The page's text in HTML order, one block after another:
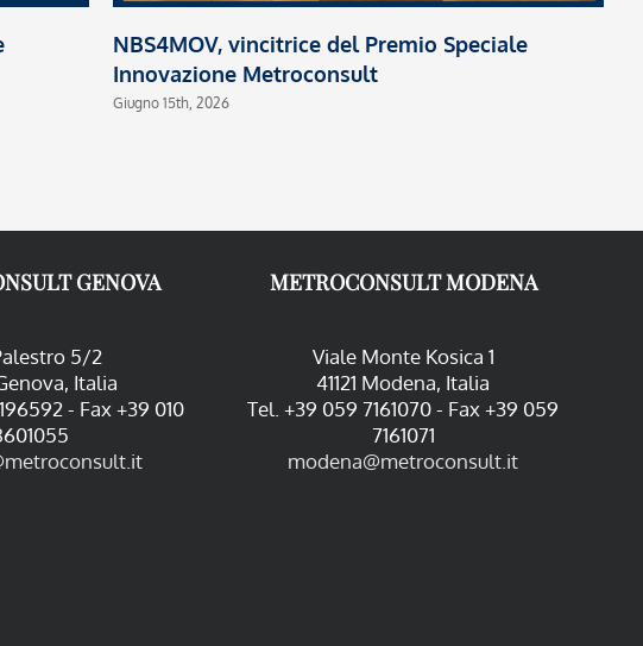
NBS4MOV, vincitrice del Premio Speciale
Innovazione Metroconsult
Giugno 15th, 2026
GENOVA
5/2
Italia
- Fax +39 010
METROCONSULT MODENA
Viale Monte Kosica 1
41121 Modena, Italia
Tel. +39 059 7161070 - Fax +39 059
7161071
modena@metroconsult.it